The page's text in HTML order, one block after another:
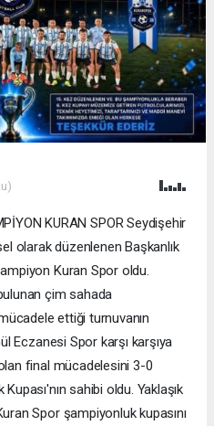
KURAN SPOR Seydişehir
olarak düzenlenen Başkanlık
Kuran Spor oldu.
çim sahada
ettiği turnuvanın
Eczanesi Spor karşı karşıya
final mücadelesini 3-0
sahibi oldu. Yaklaşık
Spor şampiyonluk kupasını